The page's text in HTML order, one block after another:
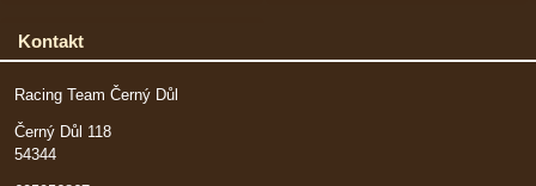
Kontakt
Racing Team Černý Důl
Černý Důl 118
54344